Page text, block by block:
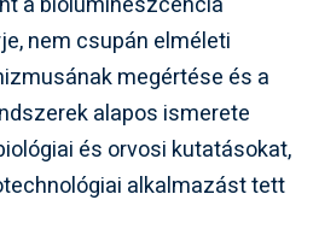
nem csupán elméleti
megértése és a
alapos ismerete
és orvosi kutatásokat,
alkalmazást tett